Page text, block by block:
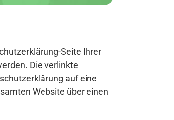
Seite Ihrer
Die verlinkte
auf eine
Website über einen